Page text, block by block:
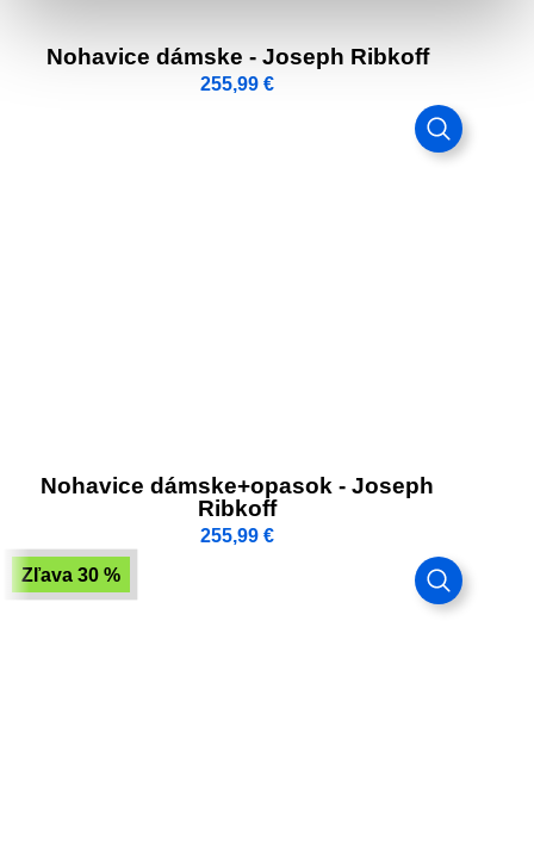
Nohavice dámske - Joseph Ribkoff
255,99 €
Nohavice dámske+opasok - Joseph
Ribkoff
255,99 €
Zľava 30 %